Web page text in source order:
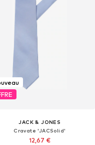
JACK & JONES
Cravate 'JACSolid'
12,67 €